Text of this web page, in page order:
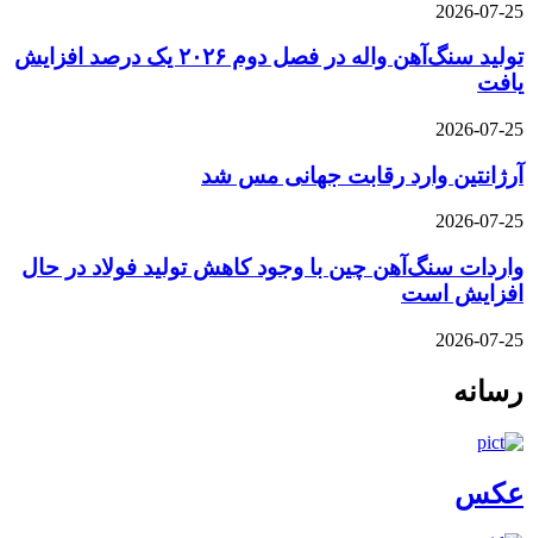
2026-07-25
تولید سنگ‌آهن واله در فصل دوم ۲۰۲۶ یک درصد افزایش
یافت
2026-07-25
آرژانتین وارد رقابت جهانی مس شد
2026-07-25
واردات سنگ‌آهن چین با وجود کاهش تولید فولاد در حال
افزایش است
2026-07-25
رسانه
عکس